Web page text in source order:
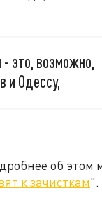
- это, возможно,
и Одессу,
об этом
к зачисткам".